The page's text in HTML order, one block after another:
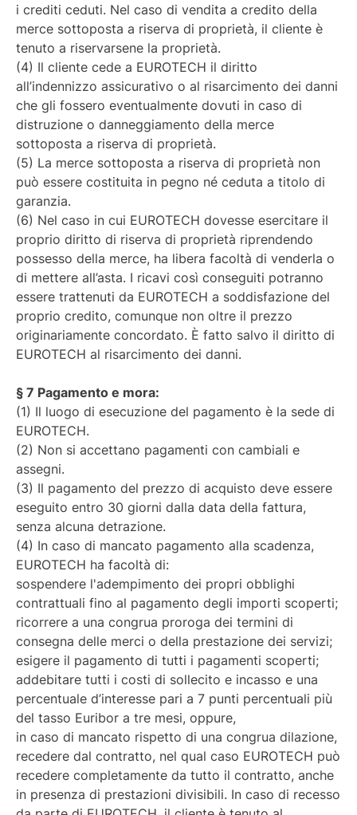
i crediti ceduti. Nel caso di vendita a credito della
merce sottoposta a riserva di proprietà, il cliente è
tenuto a riservarsene la proprietà.
(4) Il cliente cede a EUROTECH il diritto
all’indennizzo assicurativo o al risarcimento dei danni
che gli fossero eventualmente dovuti in caso di
distruzione o danneggiamento della merce
sottoposta a riserva di proprietà.
(5) La merce sottoposta a riserva di proprietà non
può essere costituita in pegno né ceduta a titolo di
garanzia.
(6) Nel caso in cui EUROTECH dovesse esercitare il
proprio diritto di riserva di proprietà riprendendo
possesso della merce, ha libera facoltà di venderla o
di mettere all’asta. I ricavi così conseguiti potranno
essere trattenuti da EUROTECH a soddisfazione del
proprio credito, comunque non oltre il prezzo
originariamente concordato. È fatto salvo il diritto di
EUROTECH al risarcimento dei danni.
§ 7 Pagamento e mora:
(1) Il luogo di esecuzione del pagamento è la sede di
EUROTECH.
(2) Non si accettano pagamenti con cambiali e
assegni.
(3) Il pagamento del prezzo di acquisto deve essere
eseguito entro 30 giorni dalla data della fattura,
senza alcuna detrazione.
(4) In caso di mancato pagamento alla scadenza,
EUROTECH ha facoltà di:
sospendere l'adempimento dei propri obblighi
contrattuali fino al pagamento degli importi scoperti;
ricorrere a una congrua proroga dei termini di
consegna delle merci o della prestazione dei servizi;
esigere il pagamento di tutti i pagamenti scoperti;
addebitare tutti i costi di sollecito e incasso e una
percentuale d’interesse pari a 7 punti percentuali più
del tasso Euribor a tre mesi, oppure,
in caso di mancato rispetto di una congrua dilazione,
recedere dal contratto, nel qual caso EUROTECH può
recedere completamente da tutto il contratto, anche
in presenza di prestazioni divisibili. In caso di recesso